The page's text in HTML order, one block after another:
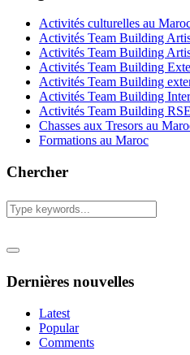
Activités culturelles au
Activités Team Building
Activités Team Building
Activités Team Building
Activités Team Building
Activités Team Building
Activités Team Building
Chasses aux Tresors au
Formations au Maroc
Chercher
Dernières nouvelles
Latest
Popular
Comments